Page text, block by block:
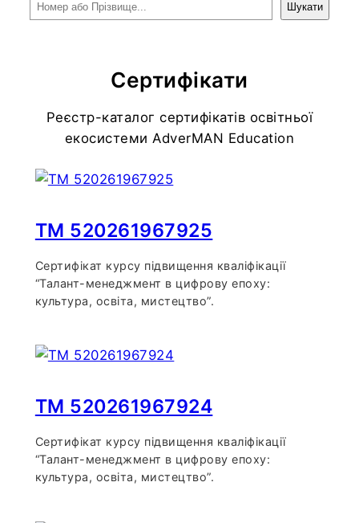
Шукати
Сертифікати
Реєстр-каталог сертифікатів освітньої
екосистеми AdverMAN Education
TM 520261967925
Сертифікат курсу підвищення кваліфікації
“Талант-менеджмент в цифрову епоху:
культура, освіта, мистецтво”.
TM 520261967924
Сертифікат курсу підвищення кваліфікації
“Талант-менеджмент в цифрову епоху:
культура, освіта, мистецтво”.